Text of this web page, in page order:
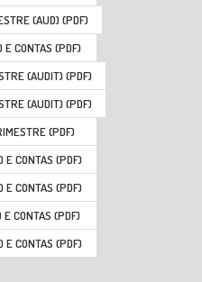
(AUD) (PDF)
E CONTAS (PDF)
(AUDIT) (PDF)
(AUDIT) (PDF)
(PDF)
E CONTAS (PDF)
E CONTAS (PDF)
E CONTAS (PDF)
E CONTAS (PDF)